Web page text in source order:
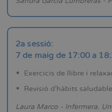
2a sessió:
7 de maig de 17:00 a
Exercicis de llibre i
Revisió d'hàbits
Laura Marco - Infermera.